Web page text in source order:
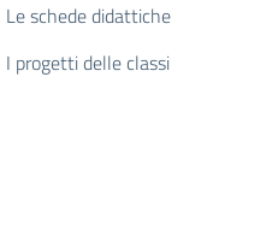
Le schede didattiche
I progetti delle classi